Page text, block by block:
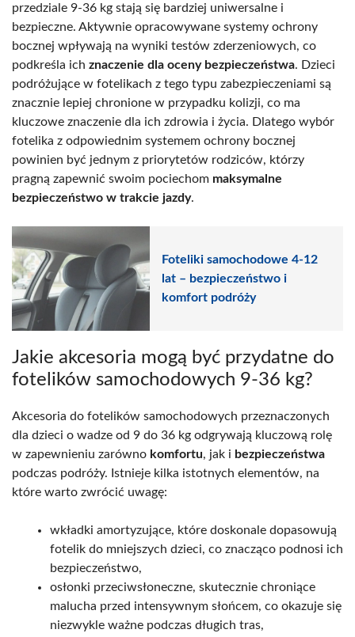
przedziale 9-36 kg stają się bardziej uniwersalne i
bezpieczne. Aktywnie opracowywane systemy ochrony
bocznej wpływają na wyniki testów zderzeniowych, co
podkreśla ich znaczenie dla oceny bezpieczeństwa. Dzieci
podróżujące w fotelikach z tego typu zabezpieczeniami są
znacznie lepiej chronione w przypadku kolizji, co ma
kluczowe znaczenie dla ich zdrowia i życia. Dlatego wybór
fotelika z odpowiednim systemem ochrony bocznej
powinien być jednym z priorytetów rodziców, którzy
pragną zapewnić swoim pociechom maksymalne
bezpieczeństwo w trakcie jazdy.
Foteliki samochodowe 4-12
lat – bezpieczeństwo i
komfort podróży
Jakie akcesoria mogą być przydatne do
fotelików samochodowych 9-36 kg?
Akcesoria do fotelików samochodowych przeznaczonych
dla dzieci o wadze od 9 do 36 kg odgrywają kluczową rolę
w zapewnieniu zarówno komfortu, jak i bezpieczeństwa
podczas podróży. Istnieje kilka istotnych elementów, na
które warto zwrócić uwagę:
wkładki amortyzujące, które doskonale dopasowują
fotelik do mniejszych dzieci, co znacząco podnosi ich
bezpieczeństwo,
osłonki przeciwsłoneczne, skutecznie chroniące
malucha przed intensywnym słońcem, co okazuje się
niezwykle ważne podczas długich tras,